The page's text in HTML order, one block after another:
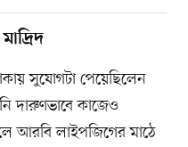
সুযোগটা পেয়েছিলেন
দারুণভাবে কাজেও
আরবি লাইপজিগের মাঠে